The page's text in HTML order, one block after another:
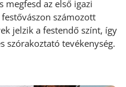
megfesd az első igazi
számozott
jelzik a festendő színt, így
szórakoztató tevékenység.